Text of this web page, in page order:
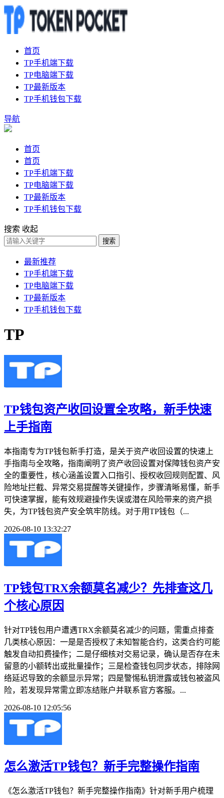
首页
TP手机端下载
TP电脑端下载
TP最新版本
TP手机钱包下载
导航
首页
首页
TP手机端下载
TP电脑端下载
TP最新版本
TP手机钱包下载
搜索 收起
搜索
最新推荐
TP手机端下载
TP电脑端下载
TP最新版本
TP手机钱包下载
TP
TP钱包资产收回设置全攻略，新手快速
上手指南
本指南专为TP钱包新手打造，是关于资产收回设置的快速上
手指南与全攻略，指南阐明了资产收回设置对保障钱包资产安
全的重要性，核心涵盖设置入口指引、授权收回规则配置、风
险地址拦截、异常交易提醒等关键操作，步骤清晰易懂，新手
可快速掌握，能有效规避操作失误或潜在风险带来的资产损
失，为TP钱包资产安全筑牢防线。对于用TP钱包（...
2026-08-10 13:32:27
TP钱包TRX余额莫名减少？先排查这几
个核心原因
针对TP钱包用户遭遇TRX余额莫名减少的问题，需重点排查
几类核心原因：一是是否授权了未知智能合约，这类合约可能
触发自动扣费操作；二是仔细核对交易记录，确认是否存在未
留意的小额转出或批量操作；三是检查钱包同步状态，排除网
络延迟导致的余额显示异常；四是警惕私钥泄露或钱包被盗风
险，若发现异常需立即冻结账户并联系官方客服。...
2026-08-10 12:05:56
怎么激活TP钱包？新手完整操作指南
《怎么激活TP钱包？新手完整操作指南》针对新手用户梳理